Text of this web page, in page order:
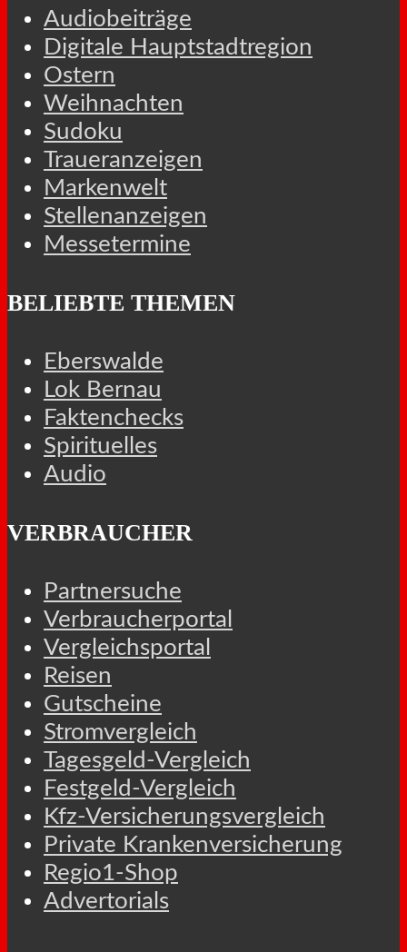
Audiobeiträge
Digitale Hauptstadtregion
Ostern
Weihnachten
Sudoku
Traueranzeigen
Markenwelt
Stellenanzeigen
Messetermine
BELIEBTE THEMEN
Eberswalde
Lok Bernau
Faktenchecks
Spirituelles
Audio
VERBRAUCHER
Partnersuche
Verbraucherportal
Vergleichsportal
Reisen
Gutscheine
Stromvergleich
Tagesgeld-Vergleich
Festgeld-Vergleich
Kfz-Versicherungsvergleich
Private Krankenversicherung
Regio1-Shop
Advertorials